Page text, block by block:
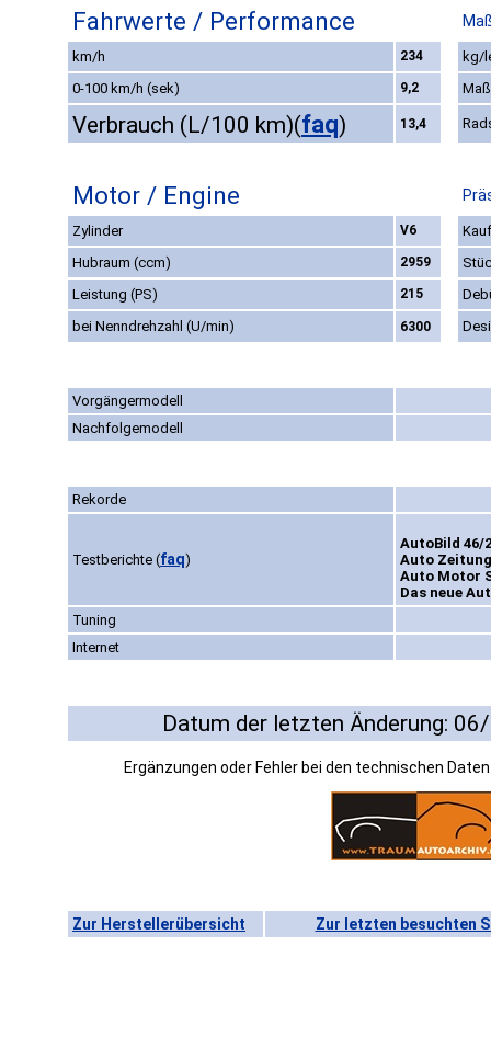
Fahrwerte / Performance
km/h 234
kg/
0-100 km/h (sek)
9,2
Verbrauch (L/100 km)(faq) 13,4
Motor / Engine
Zylinder V6
Hubraum (ccm)
2959
Leistung (PS)
215
bei Nenndrehzahl (U/min)
6300
Vorgängermodell
Nachfolgemodell
Rekorde
Testberichte (faq)
AutoBild 46/
Auto Zeitung
Auto Motor
Das neue
Tuning
Internet
Datum der letzten Änderung:
Ergänzungen oder Fehler bei den technischen
Zur Herstellerübersicht Zur letzten besuchten